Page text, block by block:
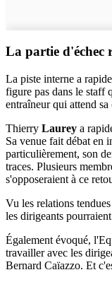
La partie d'échec
La piste interne a
figure pas dans le staff
entraîneur qui attend sa
Thierry Laurey a
Sa venue fait débat en
particulièrement, son
traces. Plusieurs
s'opposeraient à ce
Vu les relations
les dirigeants
Également évoqué,
travailler avec les
Bernard Caïazzo. Et